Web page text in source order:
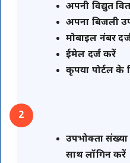
अपनी विद्युत
अपना बिजली
मोबाइल नंबर
ईमेल दर्ज करें
कृपया पोर्टल के
2
उपभोक्ता
साथ लॉगिन करें